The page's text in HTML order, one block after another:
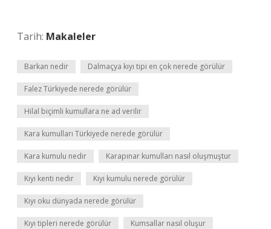
Tarih: Makaleler
Barkan nedir Dalmaçya kıyı tipi en çok nerede görülür
Falez Türkiyede nerede görülür
Hilal biçimli kumullara ne ad verilir
Kara kumulları Türkiyede nerede görülür
Kara kumulu nedir Karapınar kumulları nasıl oluşmuştur
Kıyı kenti nedir Kıyı kumulu nerede görülür
Kıyı oku dünyada nerede görülür
Kıyı tipleri nerede görülür Kumsallar nasıl oluşur